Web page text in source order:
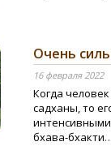
Очень
16 февраля 2022
Когда
садханы, то
бхава-бхакти